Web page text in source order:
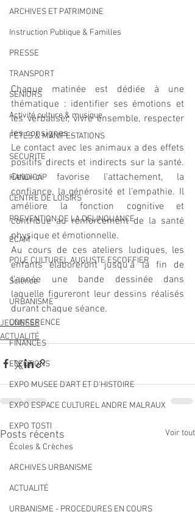
ARCHIVES ET PATRIMOINE
Instruction Publique & Familles
PRESSE
TRANSPORT
SENIORS
Activité culture & musique
FETES & MANIFESTATIONS
SECURITE
HANDICAP
CENTRE DE LOISIRS
PREVENTION DE LA DELINQUANCE
ECAM
POLE CULTUREL AUGUSTE ESCOFFIER
Science
URBANISME
CONFERENCE
FINANCES
ELECTIONS
EXPO MUSEE D'ART ET D'HISTOIRE
EXPO ESPACE CULTUREL ANDRE MALRAUX
EXPO TOSTI
Écoles & Crèches
ARCHIVES URBANISME
ACTUALITÉ
URBANISME - PROCEDURES EN COURS
Chaque matinée est dédiée à une
thématique : identifier ses émotions et
les verbaliser, vivre ensemble, respecter
les consignes...
Le contact avec les animaux a des effets
positifs directs et indirects sur la santé.
Celui-ci favorise l'attachement, la
confiance, la générosité et l'empathie. Il
améliore la fonction cognitive et
contribue au renforcement de la santé
physique et émotionnelle.
Au cours de ces ateliers ludiques, les
enfants élaboreront jusqu'à la fin de
l'année une bande dessinée dans
laquelle figureront leur dessins réalisés
durant chaque séance.
JEUNESSE
ACTUALITÉ
Posts récents Voir tout